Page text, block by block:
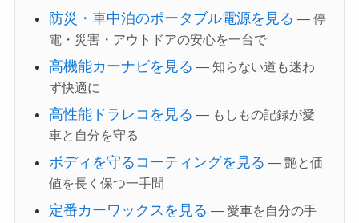
防災・車中泊のポータブル電源を見る — 停
電・災害・アウトドアの安心を一台で
高機能カーナビを見る — 知らない道も迷わ
ず快適に
高性能ドラレコを見る — もしもの記録が愛
車と自分を守る
ボディを守るコーティングを見る — 艶と価
値を長く保つ一手間
定番カーワックスを見る — 愛車を自分の手